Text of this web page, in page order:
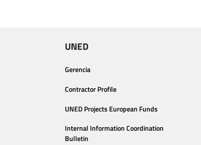
UNED
Gerencia
Contractor Profile
UNED Projects European Funds
Internal Information Coordination
Bulletin